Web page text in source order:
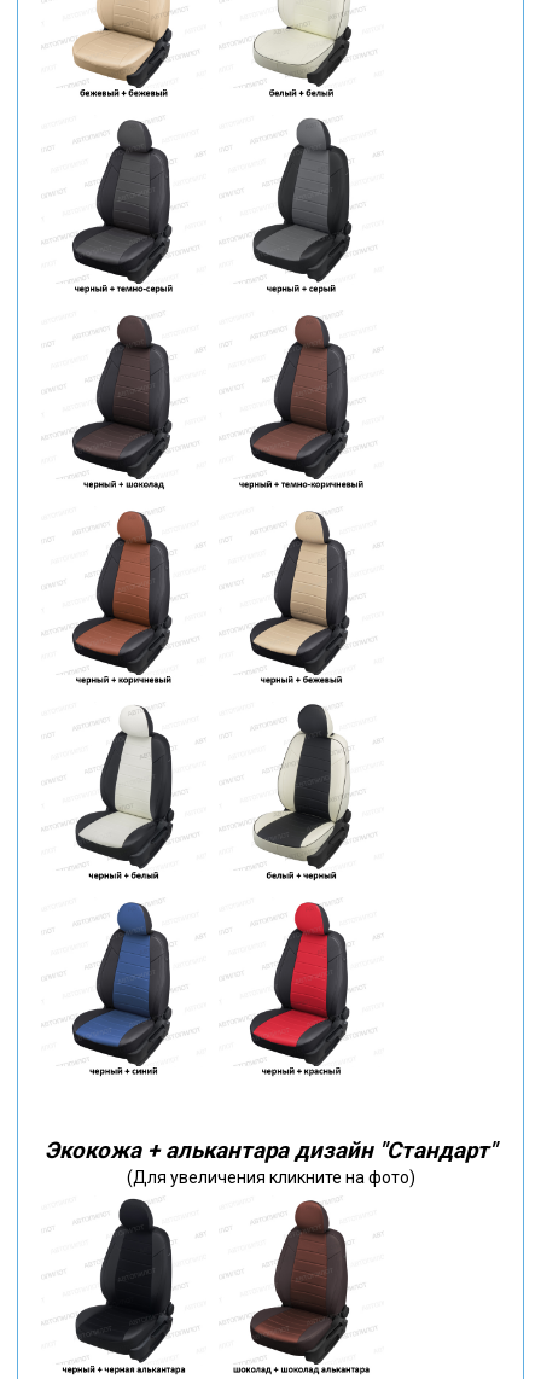
Экокожа + алькантара дизайн "Стандарт"
(Для увеличения кликните на фото)